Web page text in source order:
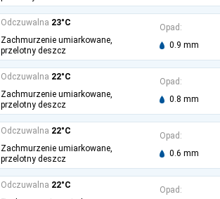
Odczuwalna 23°C
Zachmurzenie umiarkowane,
przelotny deszcz
Opad:
0.9 mm
Odczuwalna 22°C
Zachmurzenie umiarkowane,
przelotny deszcz
Opad:
0.8 mm
Odczuwalna 22°C
Zachmurzenie umiarkowane,
przelotny deszcz
Opad:
0.6 mm
Odczuwalna 22°C
Opad: